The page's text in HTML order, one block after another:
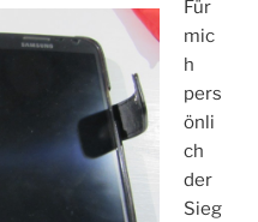
Für
mic
h
pers
önli
ch
der
Sieg